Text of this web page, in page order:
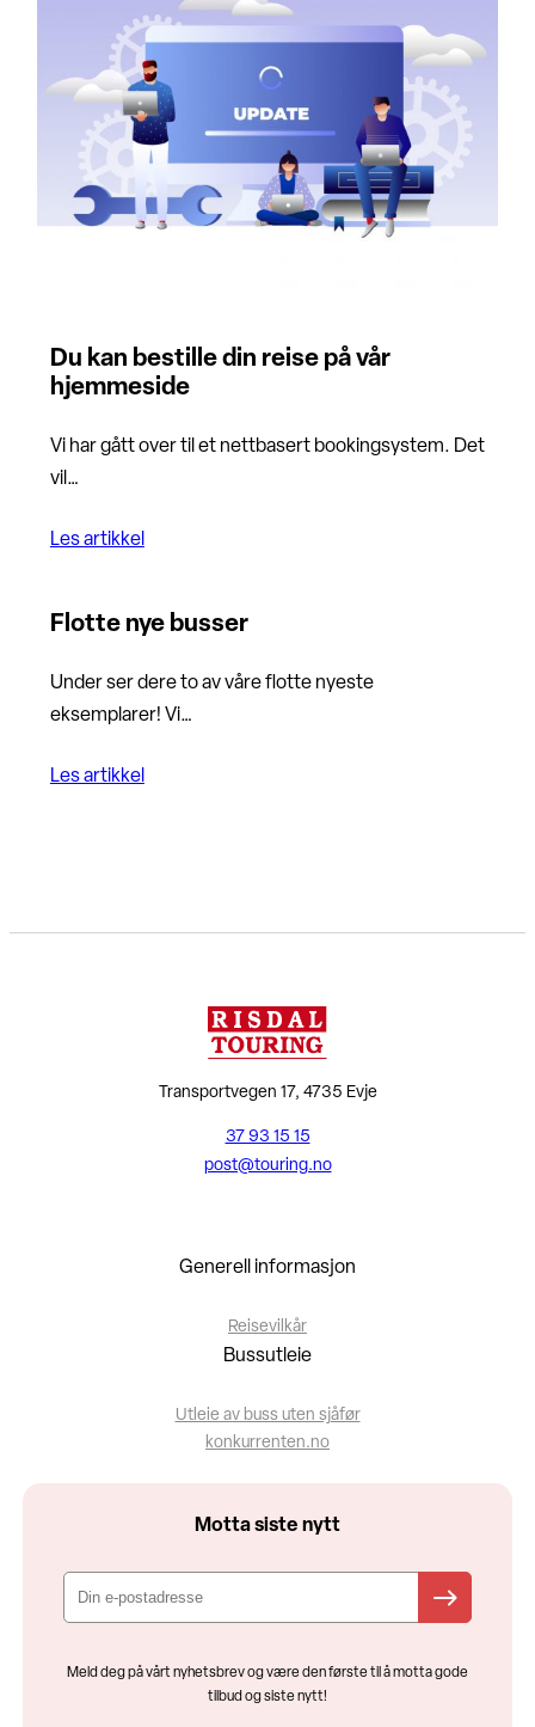
Du kan bestille din reise på vår
hjemmeside
Vi har gått over til et nettbasert bookingsystem. Det
vil…
Les artikkel
Flotte nye busser
Under ser dere to av våre flotte nyeste
eksemplarer! Vi…
Les artikkel
Transportvegen 17, 4735 Evje
37 93 15 15
post@touring.no
Generell informasjon
Reisevilkår
Bussutleie
Utleie av buss uten sjåfør
konkurrenten.no
Motta siste nytt
Meld deg på vårt nyhetsbrev og være den første til å motta gode
tilbud og siste nytt!